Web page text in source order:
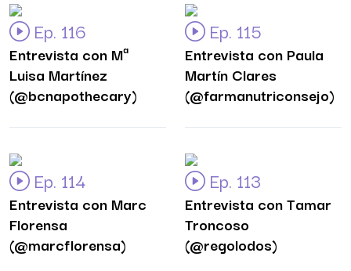
Ep. 116
Entrevista con Mª
Luisa Martínez
(@bcnapothecary)
Ep. 115
Entrevista con Paula
Martín Clares
(@farmanutriconsejo)
Ep. 114
Entrevista con Marc
Florensa
(@marcflorensa)
Ep. 113
Entrevista con Tamar
Troncoso
(@regolodos)